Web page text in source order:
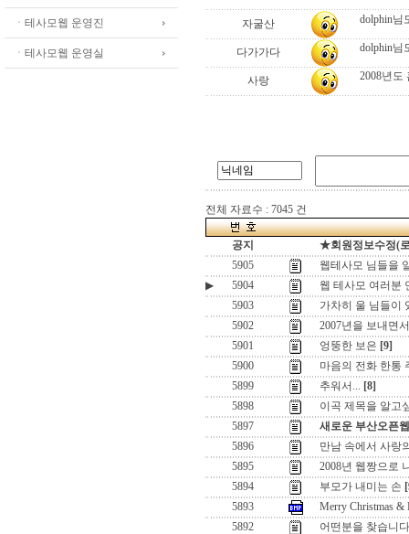
ㆍ테사모웹 운영진
ㆍ테사모웹 운영실
자굴산 dolphin님
다가가다 dolphin님
사랑 2008년도
전체 자료수 : 7045 건
공지
★회원정보수정(
5905
웹테사모 님들을
▶
5904
웹 테사모 여러분
5903
가차히 울 님들이
5902
2007년을 보내면
5901
엉뚱한 보은 [9]
5900
마음의 전화 한통
5899
추워서... [8]
5898
이곡 제목을 알고
5897
새로운 부산오픈
5896
만남 속에서 사랑
5895
2008년 웹짱으로
5894
부모가 내미는 손
5893
Merry Christmas &
5892
어떤분을 찾습니다